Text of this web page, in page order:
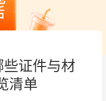
售最佳实践
售茶会
证件与材
清单